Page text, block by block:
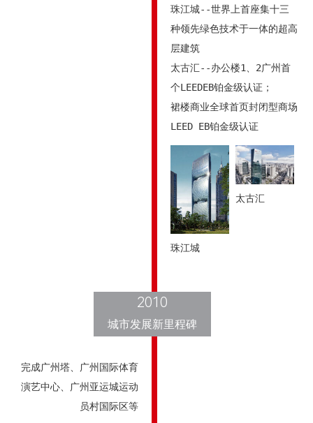
珠江城--世界上首座集十三
种领先绿色技术于一体的超高
层建筑
太古汇--办公楼1、2广州首
个LEEDEB铂金级认证；
裙楼商业全球首页封闭型商场
LEED EB铂金级认证
珠江城
太古汇
2010
城市发展新里程碑
完成广州塔、广州国际体育
演艺中心、广州亚运城运动
员村国际区等